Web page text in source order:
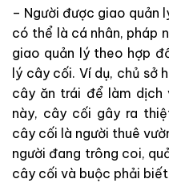
– Người được giao quản
có thể là cá nhân, pháp
giao quản lý theo hợp
lý cây cối. Ví dụ, chủ sở
cây ăn trái để làm dịch
này, cây cối gây ra
cây cối là người thuê
người đang trông coi,
cây cối và buộc phải